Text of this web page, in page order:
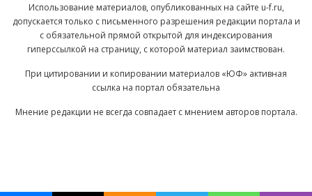
Использование материалов, опубликованных на сайте u-f.ru,
допускается только с письменного разрешения редакции портала и
с обязательной прямой открытой для индексирования
гиперссылкой на страницу, с которой материал заимствован.
При цитировании и копировании материалов «ЮФ» активная
ссылка на портал обязательна
Мнение редакции не всегда совпадает с мнением авторов портала.